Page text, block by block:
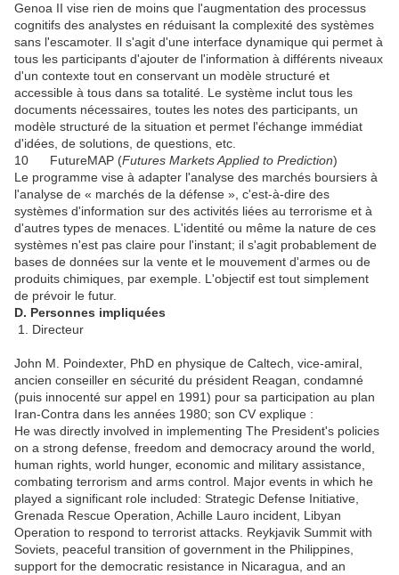
Genoa II vise rien de moins que l'augmentation des processus
cognitifs des analystes en réduisant la complexité des systèmes
sans l'escamoter. Il s'agit d'une interface dynamique qui permet à
tous les participants d'ajouter de l'information à différents niveaux
d'un contexte tout en conservant un modèle structuré et
accessible à tous dans sa totalité. Le système inclut tous les
documents nécessaires, toutes les notes des participants, un
modèle structuré de la situation et permet l'échange immédiat
d'idées, de solutions, de questions, etc.
10 FutureMAP (Futures Markets Applied to Prediction)
Le programme vise à adapter l'analyse des marchés boursiers à
l'analyse de « marchés de la défense », c'est-à-dire des
systèmes d'information sur des activités liées au terrorisme et à
d'autres types de menaces. L'identité ou même la nature de ces
systèmes n'est pas claire pour l'instant; il s'agit probablement de
bases de données sur la vente et le mouvement d'armes ou de
produits chimiques, par exemple. L'objectif est tout simplement
de prévoir le futur.
D. Personnes impliquées
1. Directeur
John M. Poindexter, PhD en physique de Caltech, vice-amiral,
ancien conseiller en sécurité du président Reagan, condamné
(puis innocenté sur appel en 1991) pour sa participation au plan
Iran-Contra dans les années 1980; son CV explique :
He was directly involved in implementing The President's policies
on a strong defense, freedom and democracy around the world,
human rights, world hunger, economic and military assistance,
combating terrorism and arms control. Major events in which he
played a significant role included: Strategic Defense Initiative,
Grenada Rescue Operation, Achille Lauro incident, Libyan
Operation to respond to terrorist attacks. Reykjavik Summit with
Soviets, peaceful transition of government in the Philippines,
support for the democratic resistance in Nicaragua, and an